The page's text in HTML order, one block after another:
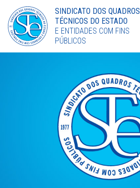
Torne-se Sócio
LinkedIn
SINDICATO DOS QUADROS
TÉCNICOS DO ESTADO
E ENTIDADES COM FINS
PÚBLICOS